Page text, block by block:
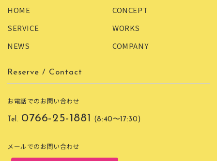
HOME
CONCEPT
SERVICE
WORKS
NEWS
COMPANY
Reserve / Contact
お電話でのお問い合わせ
Tel. 0766-25-1881 (8:40〜17:30)
メールでのお問い合わせ